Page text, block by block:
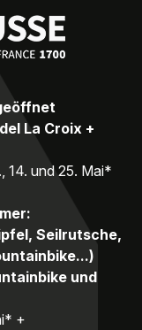
La Croix +
14. und 25. Mai*
Seilrutsche,
und
+